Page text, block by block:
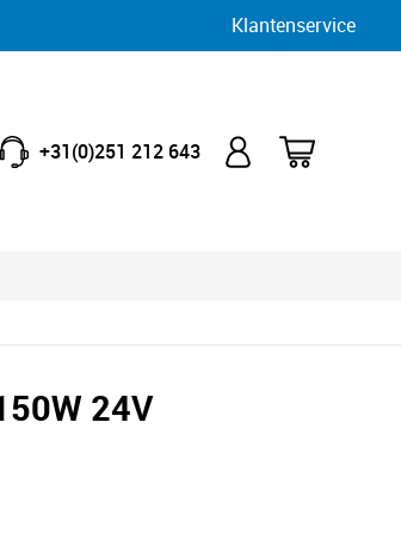
Klantenservice
+31(0)251 212 643
24V